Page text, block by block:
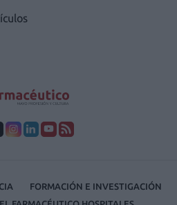
FORMACIÓN E INVESTIGACIÓN